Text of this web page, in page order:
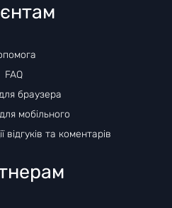
FAQ
браузера
мобільного
відгуків та коментарів